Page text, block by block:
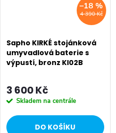
4 390 Kč
–18 %
Sapho KIRKÉ stojánková
umyvadlová baterie s
výpustí, bronz KI02B
3 600 Kč
Skladem na centrále
DO KOŠÍKU